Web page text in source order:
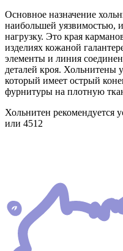
Основное назначение
наибольшей уязвимостью,
нагрузку. Это края
изделиях кожаной
элементы и линия
деталей кроя. Хольнитены
который имеет острый
фурнитуры на плотную
Хольнитен рекомендуется
или 4512